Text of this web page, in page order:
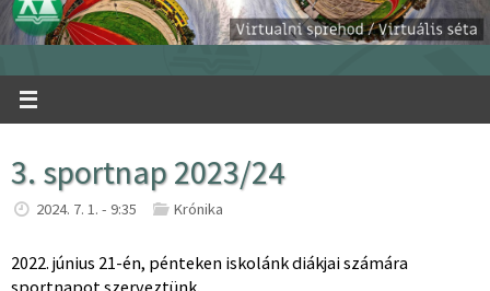
3. sportnap 2023/24
2024. 7. 1. - 9:35 Krónika
2022. június 21-én, pénteken iskolánk diákjai számára
sportnapot szerveztünk.